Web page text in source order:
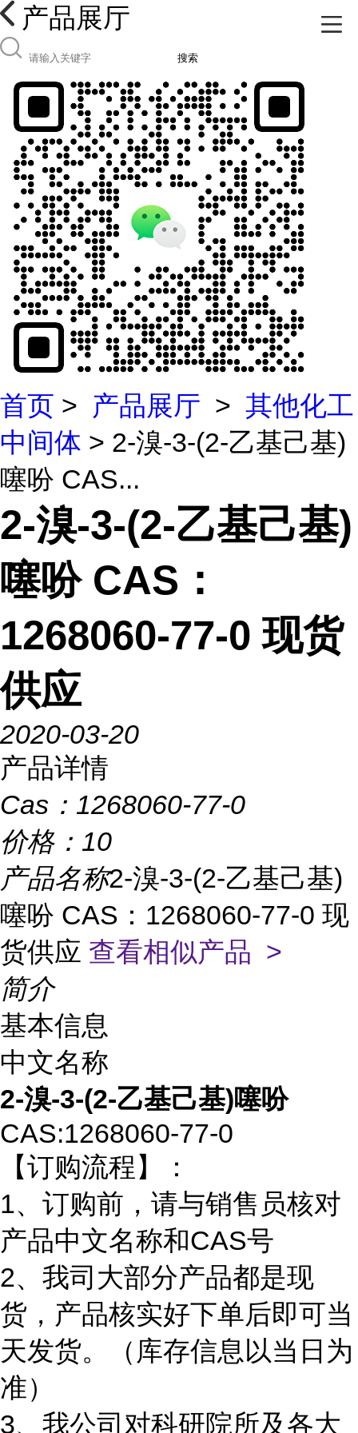
产品展厅
搜索
首页 > 产品展厅 > 其他化工
中间体 > 2-溴-3-(2-乙基己基)
噻吩 CAS...
2-溴-3-(2-乙基己基)
噻吩 CAS：
1268060-77-0 现货
供应
2020-03-20
产品详情
Cas： 1268060-77-0
价格： 10
产品名称2-溴-3-(2-乙基己基)
噻吩 CAS：1268060-77-0 现
货供应 查看相似产品 >
简介
基本信息
中文名称
2-溴-3-(2-乙基己基)噻吩
CAS:1268060-77-0
【订购流程】：
1、订购前，请与销售员核对
产品中文名称和CAS号
2、我司大部分产品都是现
货，产品核实好下单后即可当
天发货。（库存信息以当日为
准）
3、我公司对科研院所及各大